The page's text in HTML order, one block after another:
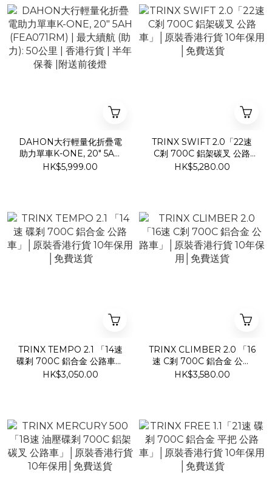
DAHON大行輕量化折疊電
助力單車K-ONE, 20" 5AH
(FEA071RM) | 最大續航
HK$5,999.00
TRINX SWIFT 2.0「22速
C剎 700C 鋁架碳叉 公路
車」│原裝香港行貨 10年保
HK$5,280.00
TRINX TEMPO 2.1 「14速
碟剎 700C 鋁合金 公路車」
│原裝香港行貨 10年保用│
HK$3,050.00
TRINX CLIMBER 2.0 「16
速 C剎 700C 鋁合金 公路
車」│原裝香港行貨 10年保
HK$3,580.00